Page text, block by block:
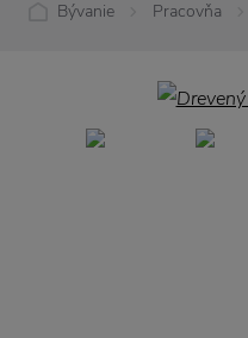
Bývanie Pracovňa